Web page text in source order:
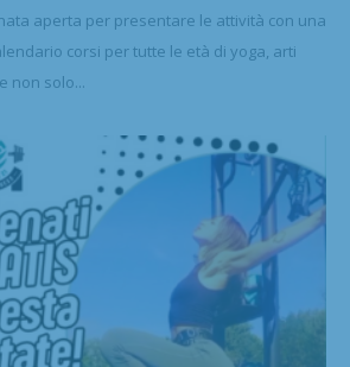
aperta per presentare le attività con una
corsi per tutte le età di yoga, arti
non solo...